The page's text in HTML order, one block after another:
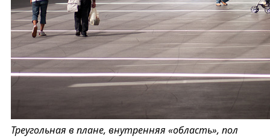
Треугольная в плане, внутренняя «область», пол